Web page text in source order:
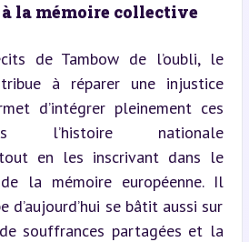
la mémoire collective
de Tambow de l’oubli, le
à réparer une injustice
d’intégrer pleinement ces
l’histoire nationale
tout en les inscrivant dans le
la mémoire européenne. Il
d’aujourd’hui se bâtit aussi sur
souffrances partagées et la